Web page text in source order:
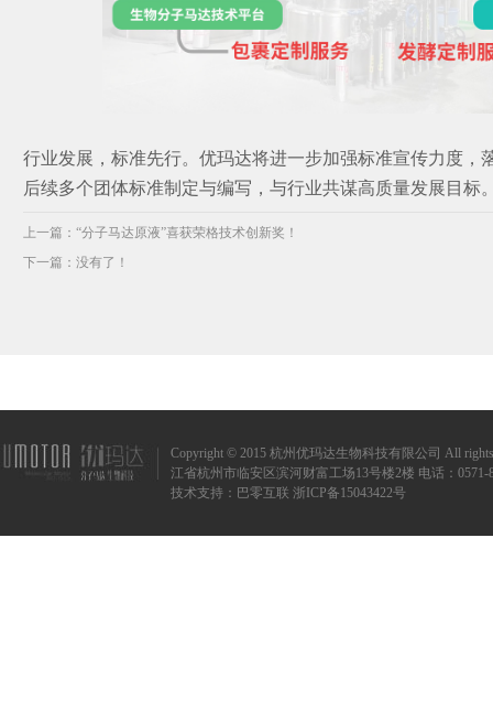
行业发展，标准先行。优玛达将进一步加强标准宣传力度，
后续多个团体标准制定与编写，与行业共谋高质量发展目标
上一篇： “分子马达原液”喜获荣格技术创新奖！
下一篇：没有了！
Copyright © 2015 杭州优玛达生物科技有限公司 All rights
江省杭州市临安区滨河财富工场13号楼2楼 电话：0571-
技术支持： 巴零互联 浙ICP备15043422号